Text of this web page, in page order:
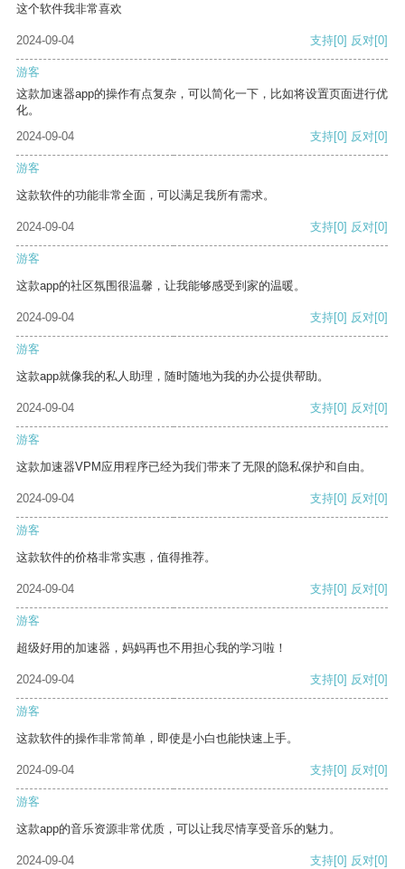
这个软件我非常喜欢
2024-09-04 支持[0] 反对[0]
游客
这款加速器app的操作有点复杂，可以简化一下，比如将设置页面进行优
化。
2024-09-04
支持[0] 反对[0]
游客
这款软件的功能非常全面，可以满足我所有需求。
2024-09-04 支持[0] 反对[0]
游客
这款app的社区氛围很温馨，让我能够感受到家的温暖。
2024-09-04 支持[0] 反对[0]
游客
这款app就像我的私人助理，随时随地为我的办公提供帮助。
2024-09-04 支持[0] 反对[0]
游客
这款加速器VPM应用程序已经为我们带来了无限的隐私保护和自由。
2024-09-04 支持[0] 反对[0]
游客
这款软件的价格非常实惠，值得推荐。
2024-09-04 支持[0] 反对[0]
游客
超级好用的加速器，妈妈再也不用担心我的学习啦！
2024-09-04 支持[0] 反对[0]
游客
这款软件的操作非常简单，即使是小白也能快速上手。
2024-09-04 支持[0] 反对[0]
游客
这款app的音乐资源非常优质，可以让我尽情享受音乐的魅力。
2024-09-04 支持[0] 反对[0]